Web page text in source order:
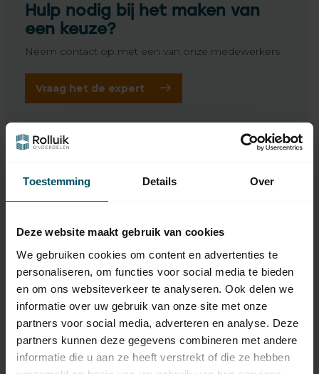
Toestemming Details Over
Deze website maakt gebruik van cookies
We gebruiken cookies om content en advertenties te
personaliseren, om functies voor social media te bieden
en om ons websiteverkeer te analyseren. Ook delen we
informatie over uw gebruik van onze site met onze
partners voor social media, adverteren en analyse. Deze
partners kunnen deze gegevens combineren met andere
informatie die u aan ze heeft verstrekt of die ze hebben
Hulp nodig bij het maken van
een keuze?
Neem contact op met een van onze medewerkers
Vraag het de expert
Kunststof lagerprop 8
kant 50 tbv SW40
bandschijf
Op voorraad
SELVE
Kunststof lagerprop 8
kant 60
Op voorraad